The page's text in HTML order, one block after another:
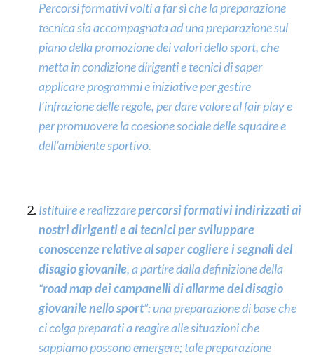
Percorsi formativi volti a far sì che la preparazione
tecnica sia accompagnata ad una preparazione sul
piano della promozione dei valori dello sport, che
metta in condizione dirigenti e tecnici di saper
applicare programmi e iniziative per gestire
l’infrazione delle regole, per dare valore al fair play e
per promuovere la coesione sociale delle squadre e
dell’ambiente sportivo.
Istituire e realizzarepercorsi formativi indirizzati ai
nostri dirigenti e ai tecnici per sviluppare
conoscenze relative al saper cogliere i segnali del
disagio giovanile, a partire dalla definizione della
“road map dei campanelli di allarme del disagio
giovanile nello sport”: una preparazione di base che
ci colga preparati a reagire alle situazioni che
sappiamo possono emergere; tale preparazione